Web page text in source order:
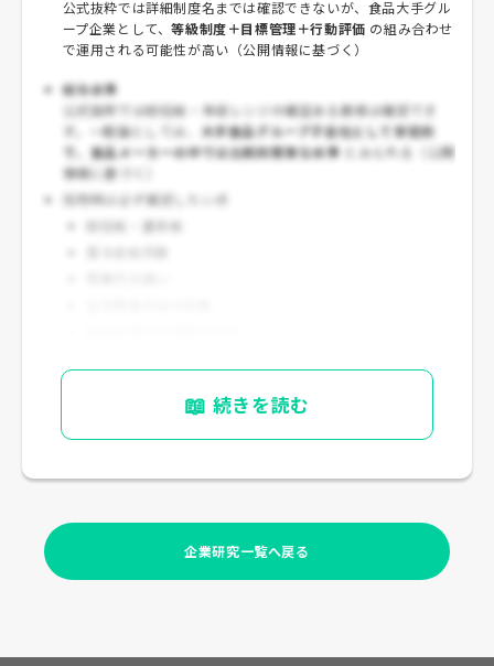
公式抜粋では詳細制度名までは確認できないが、食品大手グル
ープ企業として、等級制度＋目標管理＋行動評価 の組み合わせ
で運用される可能性が高い（公開情報に基づく）
給与水準
公式抜粋では初任給・年収レンジの確証ある数値は確認でき
ず。一般論としては、 大手食品グループ子会社として安定的
で、食品メーカーの中では比較的堅実な水準とみられる（公開
情報に基づく）
採用時は必ず確認したい点
初任給・基本給
📖 続きを読む
企業研究一覧へ戻る